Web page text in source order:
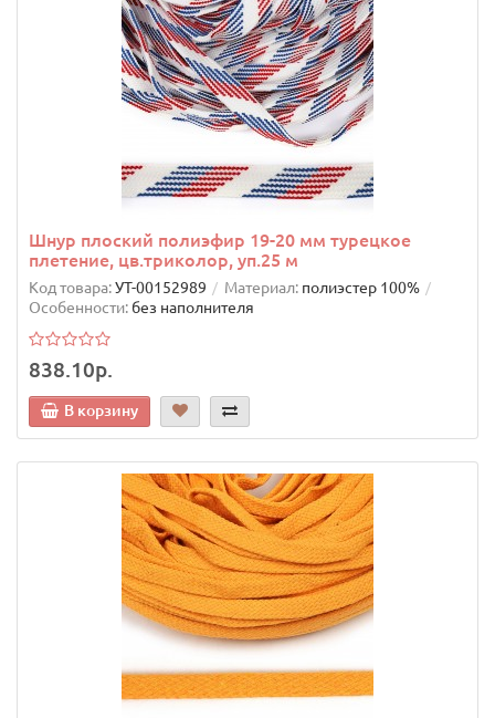
Шнур плоский полиэфир 19-20 мм турецкое
плетение, цв.триколор, уп.25 м
Код товара:УТ-00152989 Материал: полиэстер 100%
Особенности: без наполнителя
838.10р.
В корзину